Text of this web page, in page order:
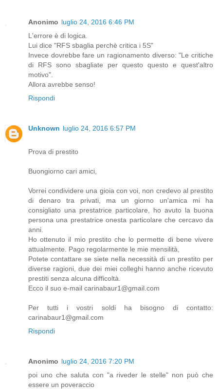
Anonimo luglio 24, 2016 6:46 PM
L'errore è di logica.
Lui dice "RFS sbaglia perchè critica i 5S"
Invece dovrebbe fare un ragionamento diverso: "Le critiche
di RFS sono sbagliate per questo questo e quest'altro
motivo".
Allora avrebbe senso!
Rispondi
Unknown luglio 24, 2016 6:57 PM
Prova di prestito
Buongiorno cari amici,
Vorrei condividere una gioia con voi, non credevo al prestito
di denaro tra privati, ma un giorno un'amica mi ha
consigliato una prestatrice particolare, ho avuto la buona
persona una prestatrice onesta particolare che cercavo da
anni.
Ho ottenuto il mio prestito che lo permette di bene vivere
attualmente. Pago regolarmente le mie mensilità,
Potete contattare se siete nella necessità di un prestito per
diverse ragioni, due dei miei colleghi hanno anche ricevuto
prestiti senza alcuna difficoltà.
Ecco il suo e-mail carinabaur1@gmail.com
Per tutti i vostri soldi ha bisogno di contatto:
carinabaur1@gmail.com
Rispondi
Anonimo luglio 24, 2016 7:20 PM
poi uno che saluta con "a riveder le stelle" non può che
essere un poveraccio